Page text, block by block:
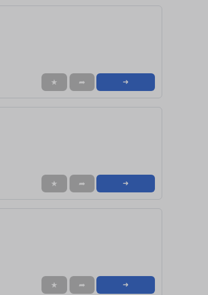
★ ➦ ➜
★ ➦ ➜
★ ➦ ➜